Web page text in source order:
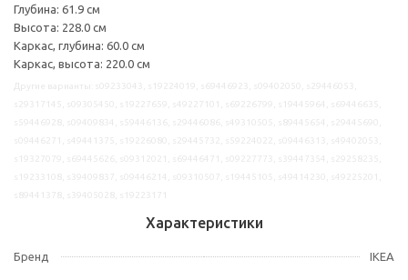
Глубина: 61.9 см
Высота: 228.0 см
Каркас, глубина: 60.0 см
Каркас, высота: 220.0 см
Характеристики
Бренд IKEA